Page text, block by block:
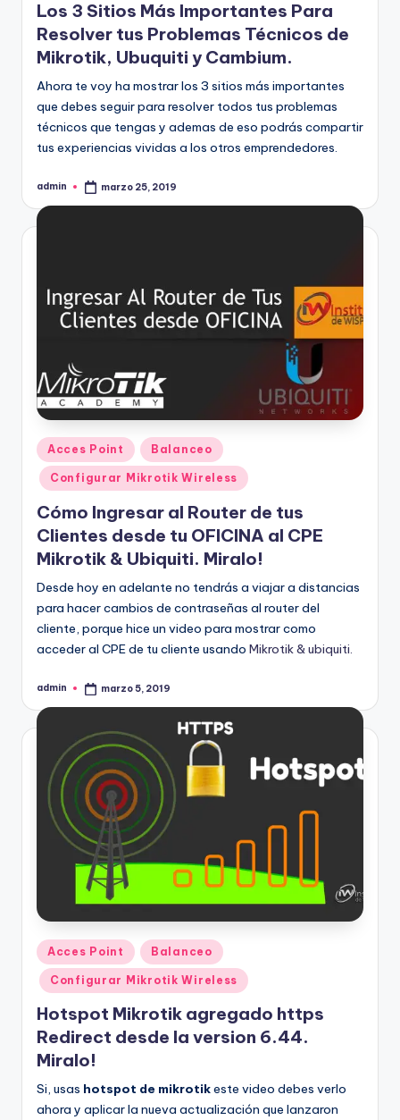
Los 3 Sitios Más Importantes Para
Resolver tus Problemas Técnicos de
Mikrotik, Ubuquiti y Cambium.
Ahora te voy ha mostrar los 3 sitios más importantes
que debes seguir para resolver todos tus problemas
técnicos que tengas y ademas de eso podrás compartir
tus experiencias vividas a los otros emprendedores.
Publicado
admin marzo 25, 2019
Publicado
en
Acces Point Balanceo
Configurar Mikrotik Wireless
Cómo Ingresar al Router de tus
Clientes desde tu OFICINA al CPE
Mikrotik & Ubiquiti. Miralo!
Desde hoy en adelante no tendrás a viajar a distancias
para hacer cambios de contraseñas al router del
cliente, porque hice un video para mostrar como
acceder al CPE de tu cliente usando Mikrotik & ubiquiti.
Publicado
admin marzo 5, 2019
Publicado
en
Acces Point Balanceo
Configurar Mikrotik Wireless
Hotspot Mikrotik agregado https
Redirect desde la version 6.44.
Miralo!
Si, usas hotspot de mikrotikeste video debes verlo
ahora y aplicar la nueva actualización que lanzaron